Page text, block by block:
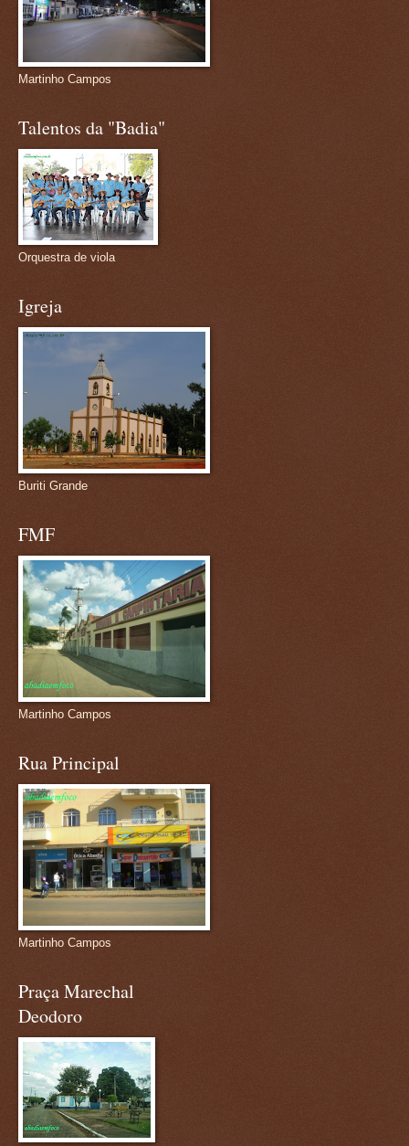
Martinho Campos
Talentos da "Badia"
Orquestra de viola
Igreja
Buriti Grande
FMF
Martinho Campos
Rua Principal
Martinho Campos
Praça Marechal
Deodoro